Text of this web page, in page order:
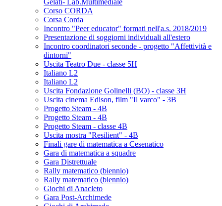
Gelati- Lab.Multimediale
Corso CORDA
Corsa Corda
Incontro "Peer educator" formati nell'a.s. 2018/2019
Presentazione di soggiorni individuali all'estero
Incontro coordinatori seconde - progetto "Affettività e
dintorni"
Uscita Teatro Due - classe 5H
Italiano L2
Italiano L2
Uscita Fondazione Golinelli (BO) - classe 3H
Uscita cinema Edison, film "Il varco" - 3B
Progetto Steam - 4B
Progetto Steam - 4B
Progetto Steam - classe 4B
Uscita mostra "Resilient" - 4B
Finali gare di matematica a Cesenatico
Gara di matematica a squadre
Gara Distrettuale
Rally matematico (biennio)
Rally matematico (biennio)
Giochi di Anacleto
Gara Post-Archimede